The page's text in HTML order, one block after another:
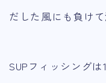
だした風にも負け
SUPフィッシング